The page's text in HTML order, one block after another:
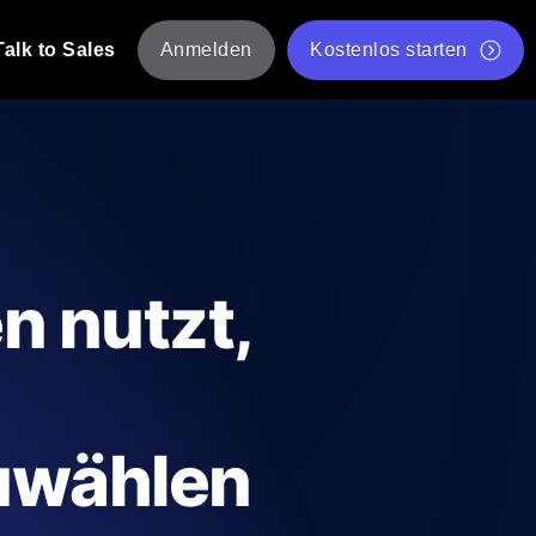
Probes aus 25+ Standorten.
es tun.
API-Statusprüfer
to Sales Anmelden Kostenlos starten
nutzt,